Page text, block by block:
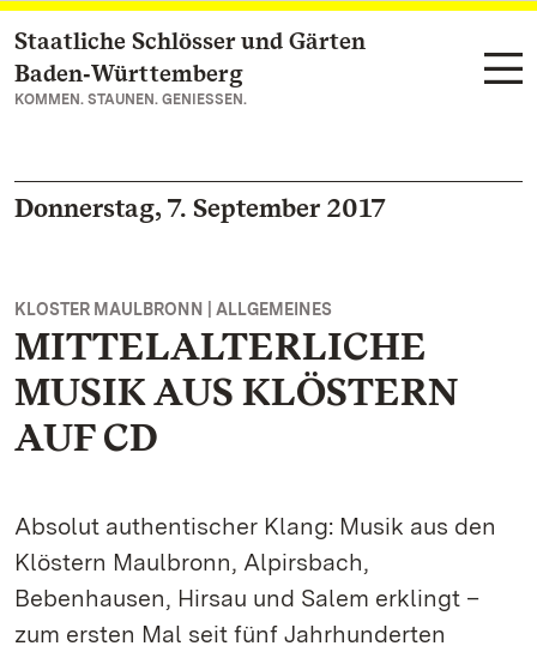
Zum Hauptinhalt springen
Staatliche Schlösser und Gärten
Baden‑Württemberg
KOMMEN. STAUNEN. GENIESSEN.
Donnerstag, 7. September 2017
KLOSTER MAULBRONN | ALLGEMEINES
MITTELALTERLICHE
MUSIK AUS KLÖSTERN
AUF CD
Absolut authentischer Klang: Musik aus den
Klöstern Maulbronn, Alpirsbach,
Bebenhausen, Hirsau und Salem erklingt –
zum ersten Mal seit fünf Jahrhunderten